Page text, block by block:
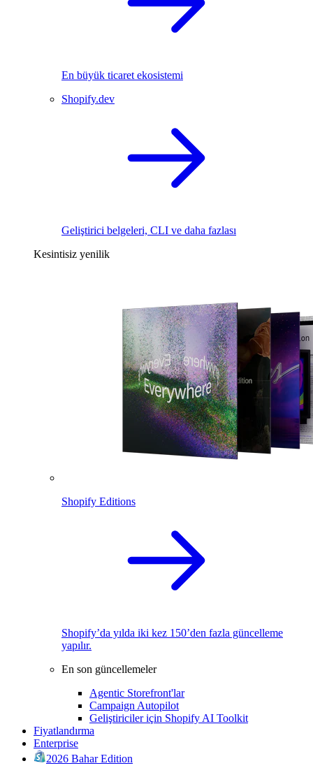
En büyük ticaret ekosistemi
Shopify.dev
Geliştirici belgeleri, CLI ve daha fazlası
Kesintisiz yenilik
Shopify Editions
Shopify’da yılda iki kez 150’den fazla güncelleme
yapılır.
En son güncellemeler
Agentic Storefront'lar
Campaign Autopilot
Geliştiriciler için Shopify AI Toolkit
Fiyatlandırma
Enterprise
2026 Bahar Edition